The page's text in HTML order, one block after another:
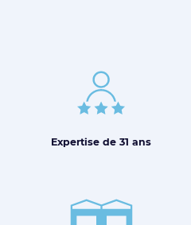
Expertise de 31 ans